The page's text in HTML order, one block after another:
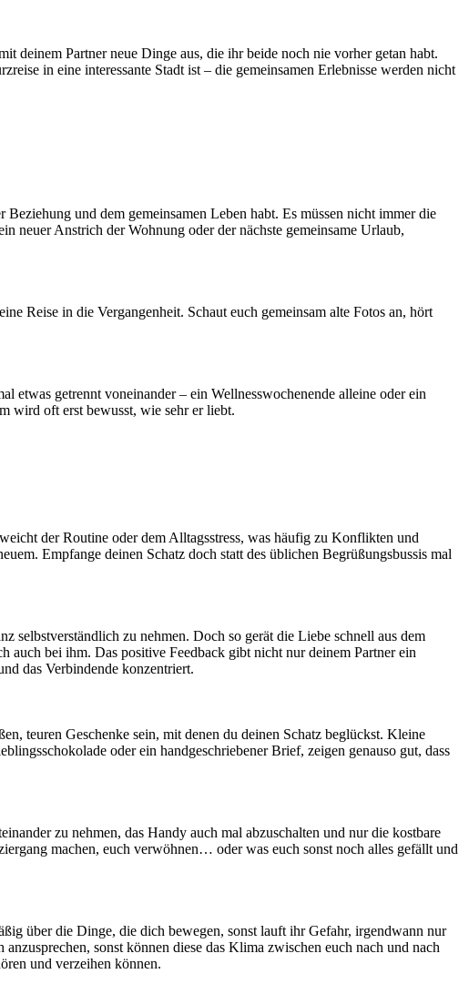
deinem Partner neue Dinge aus, die ihr beide noch nie vorher getan habt.
in eine interessante Stadt ist – die gemeinsamen Erlebnisse werden nicht
und dem gemeinsamen Leben habt. Es müssen nicht immer die
neuer Anstrich der Wohnung oder der nächste gemeinsame Urlaub,
Reise in die Vergangenheit. Schaut euch gemeinsam alte Fotos an, hört
etwas getrennt voneinander – ein Wellnesswochenende alleine oder ein
wird oft erst bewusst, wie sehr er liebt.
der Routine oder dem Alltagsstress, was häufig zu Konflikten und
Empfange deinen Schatz doch statt des üblichen Begrüßungsbussis mal
selbstverständlich zu nehmen. Doch so gerät die Liebe schnell aus dem
bei ihm. Das positive Feedback gibt nicht nur deinem Partner ein
das Verbindende konzentriert.
teuren Geschenke sein, mit denen du deinen Schatz beglückst. Kleine
oder ein handgeschriebener Brief, zeigen genauso gut, dass
zu nehmen, das Handy auch mal abzuschalten und nur die kostbare
machen, euch verwöhnen… oder was euch sonst noch alles gefällt und
über die Dinge, die dich bewegen, sonst lauft ihr Gefahr, irgendwann nur
sonst können diese das Klima zwischen euch nach und nach
und verzeihen können.